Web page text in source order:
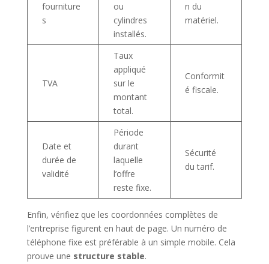
fourniture
s
ou
cylindres
installés.
n du
matériel.
TVA
Taux
appliqué
sur le
montant
total.
Conformit
é fiscale.
Date et
durée de
validité
Période
durant
laquelle
l’offre
reste fixe.
Sécurité
du tarif.
Enfin, vérifiez que les coordonnées complètes de
l’entreprise figurent en haut de page. Un numéro de
téléphone fixe est préférable à un simple mobile. Cela
prouve une structure stable.